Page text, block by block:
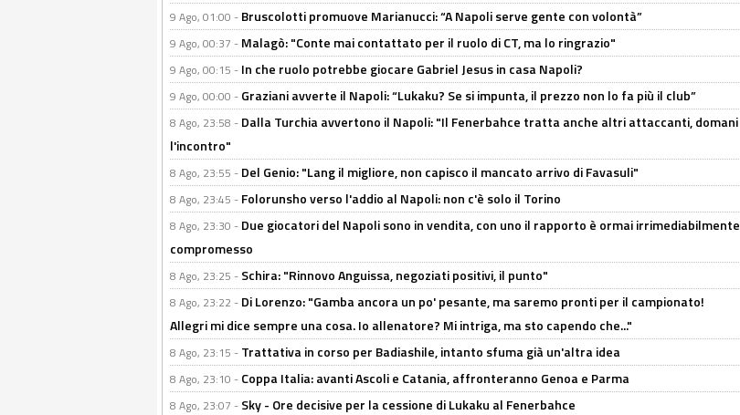
9 Ago, 01:00 - Bruscolotti promuove Marianucci: “A Napoli serve gente con volontà”
9 Ago, 00:37 - Malagò: "Conte mai contattato per il ruolo di CT, ma lo ringrazio"
9 Ago, 00:15 - In che ruolo potrebbe giocare Gabriel Jesus in casa Napoli?
9 Ago, 00:00 - Graziani avverte il Napoli: “Lukaku? Se si impunta, il prezzo non lo fa più il club”
8 Ago, 23:58 - Dalla Turchia avvertono il Napoli: "Il Fenerbahce tratta anche altri attaccanti, domani
l'incontro"
8 Ago, 23:55 - Del Genio: "Lang il migliore, non capisco il mancato arrivo di Favasuli"
8 Ago, 23:45 - Folorunsho verso l'addio al Napoli: non c'è solo il Torino
8 Ago, 23:30 - Due giocatori del Napoli sono in vendita, con uno il rapporto è ormai irrimediabilmente
compromesso
8 Ago, 23:25 - Schira: "Rinnovo Anguissa, negoziati positivi, il punto"
8 Ago, 23:22 - Di Lorenzo: "Gamba ancora un po' pesante, ma saremo pronti per il campionato!
Allegri mi dice sempre una cosa. Io allenatore? Mi intriga, ma sto capendo che..."
8 Ago, 23:15 - Trattativa in corso per Badiashile, intanto sfuma già un'altra idea
8 Ago, 23:10 - Coppa Italia: avanti Ascoli e Catania, affronteranno Genoa e Parma
8 Ago, 23:07 - Sky - Ore decisive per la cessione di Lukaku al Fenerbahce